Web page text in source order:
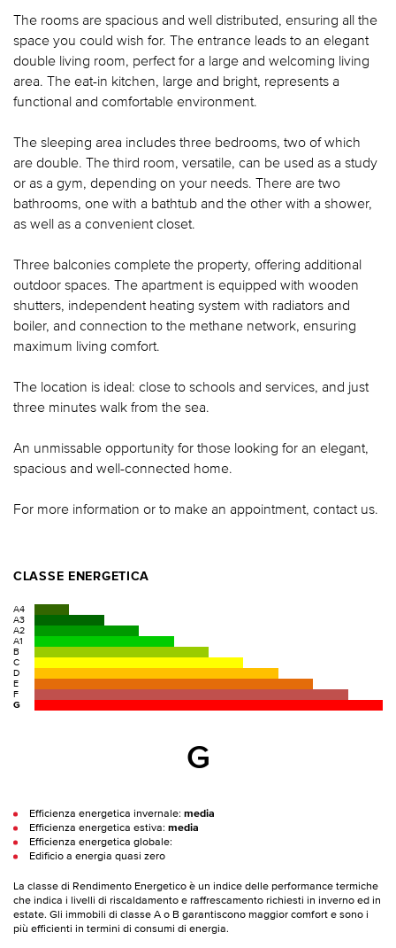
The rooms are spacious and well distributed, ensuring all the
space you could wish for. The entrance leads to an elegant
double living room, perfect for a large and welcoming living
area. The eat-in kitchen, large and bright, represents a
functional and comfortable environment.
The sleeping area includes three bedrooms, two of which
are double. The third room, versatile, can be used as a study
or as a gym, depending on your needs. There are two
bathrooms, one with a bathtub and the other with a shower,
as well as a convenient closet.
Three balconies complete the property, offering additional
outdoor spaces. The apartment is equipped with wooden
shutters, independent heating system with radiators and
boiler, and connection to the methane network, ensuring
maximum living comfort.
The location is ideal: close to schools and services, and just
three minutes walk from the sea.
An unmissable opportunity for those looking for an elegant,
spacious and well-connected home.
For more information or to make an appointment, contact us.
CLASSE ENERGETICA
A4
A3
A2
A1
B
C
D
E
F
G
G
Efficienza energetica invernale: media
Efficienza energetica estiva: media
Efficienza energetica globale:
Edificio a energia quasi zero
La classe di Rendimento Energetico è un indice delle performance termiche
che indica i livelli di riscaldamento e raffrescamento richiesti in inverno ed in
estate. Gli immobili di classe A o B garantiscono maggior comfort e sono i
più efficienti in termini di consumi di energia.